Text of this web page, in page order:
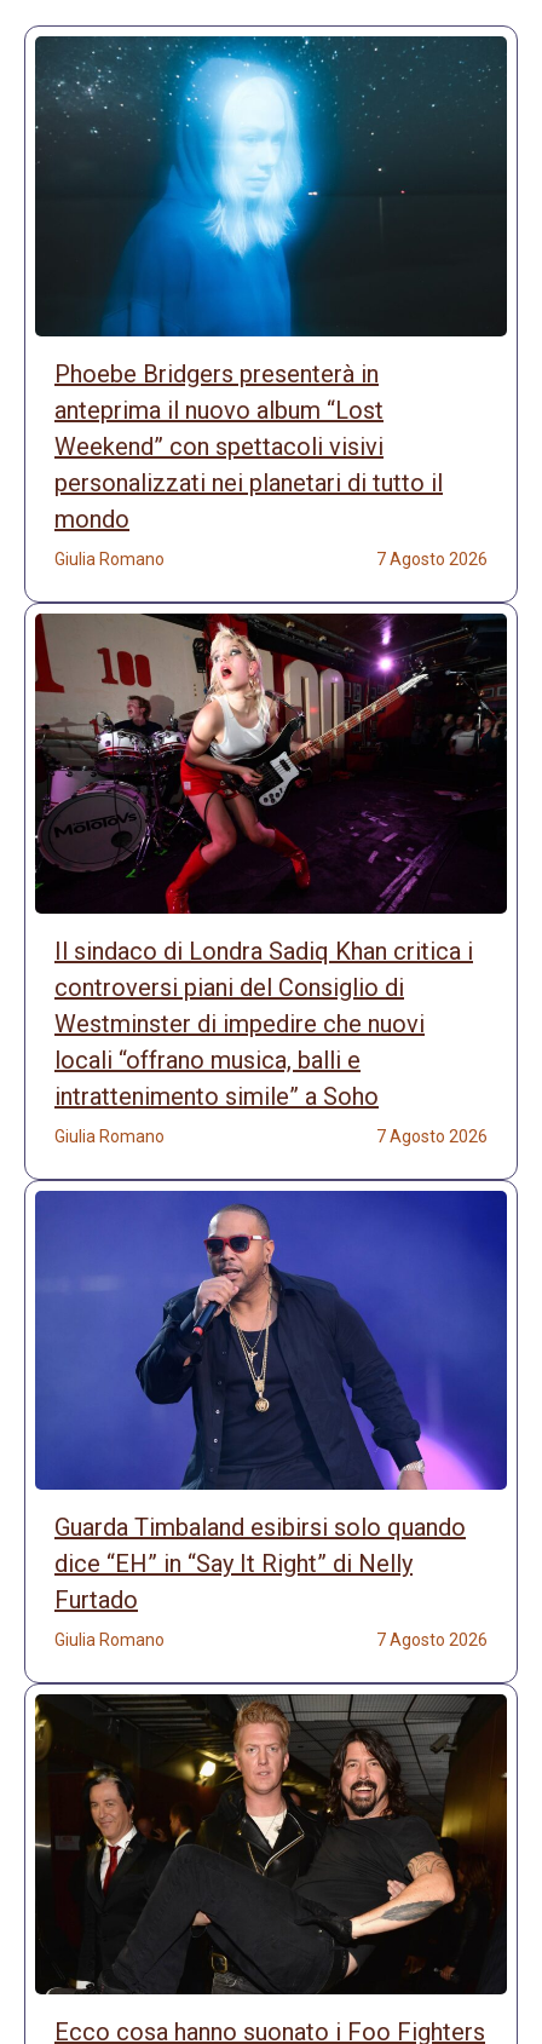
Phoebe Bridgers presenterà in
anteprima il nuovo album “Lost
Weekend” con spettacoli visivi
personalizzati nei planetari di tutto il
mondo
Giulia Romano 7 Agosto 2026
Il sindaco di Londra Sadiq Khan critica i
controversi piani del Consiglio di
Westminster di impedire che nuovi
locali “offrano musica, balli e
intrattenimento simile” a Soho
Giulia Romano 7 Agosto 2026
Guarda Timbaland esibirsi solo quando
dice “EH” in “Say It Right” di Nelly
Furtado
Giulia Romano 7 Agosto 2026
Ecco cosa hanno suonato i Foo Fighters